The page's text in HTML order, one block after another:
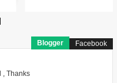
Blogger Facebook
, Thanks